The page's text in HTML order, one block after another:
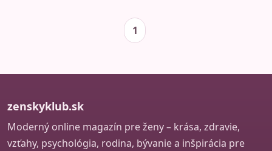
1
zenskyklub.sk
Moderný online magazín pre ženy – krása, zdravie,
vzťahy, psychológia, rodina, bývanie a inšpirácia pre